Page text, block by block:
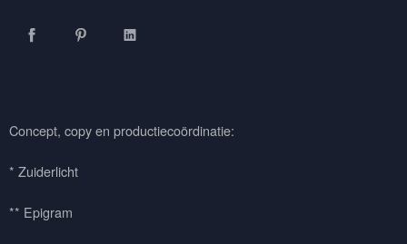
Concept, copy en productiecoördinatie:
* Zuiderlicht
** Epigram